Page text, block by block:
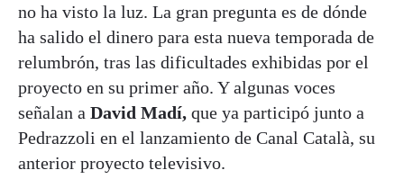
no ha visto la luz. La gran pregunta es de dónde
ha salido el dinero para esta nueva temporada de
relumbrón, tras las dificultades exhibidas por el
proyecto en su primer año. Y algunas voces
señalan a David Madí, que ya participó junto a
Pedrazzoli en el lanzamiento de Canal Català, su
anterior proyecto televisivo.